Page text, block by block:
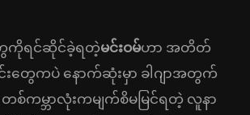
ေကိုရင်ဆိုင်ခဲ့ရတဲ့မင်းဝမ်ဟာ အတိတ်
ေကပဲ နောက်ဆုံးမှာ ခါဂျာအတွက်
တစ်ကမ္ဘာလုံးကမျက်စိမမြင်ရတဲ့ လူနာ